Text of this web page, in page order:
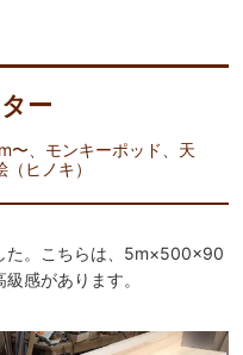
ー
〜 モンキーポッド
天
（ヒノキ）
た。こちらは、5m×500×90
感があります。